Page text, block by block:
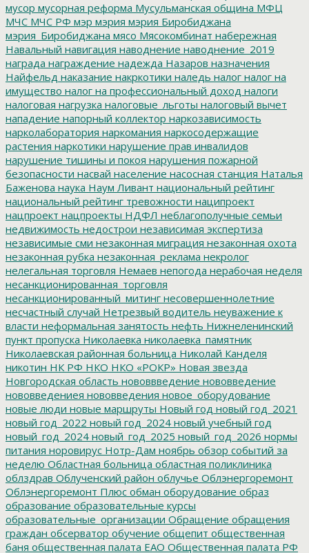
мусор мусорная реформа Мусульманская община МФЦ
МЧС МЧС РФ мэр мэрия мэрия Биробиджана
мэрия_Биробиджана мясо Мясокомбинат набережная
Навальный навигация наводнение наводнение_2019
награда награждение надежда Назаров назначения
Найфельд наказание накркотики наледь налог налог на
имущество налог на профессиональный доход налоги
налоговая нагрузка налоговые_льготы налоговый вычет
нападение напорный коллектор наркозависимость
нарколаборатория наркомания наркосодержащие
растения наркотики нарушение прав инвалидов
нарушение тишины и покоя нарушения пожарной
безопасности насвай население насосная станция Наталья
Баженова наука Наум Ливант национальный рейтинг
национальный рейтинг тревожности наципроект
нацпроект нацпроекты НДФЛ неблагополучные семьи
недвижимость недострои независимая экспертиза
независимые сми незаконная миграция незаконная охота
незаконная рубка незаконная_реклама некролог
нелегальная торговля Немаев непогода нерабочая неделя
несанкционированная_торговля
несанкционированный_митинг несовершеннолетние
несчастный случай Нетрезвый водитель неуважение к
власти неформальная занятость нефть Нижнеленинский
пункт пропуска Николаевка николаевка_памятник
Николаевская районная больница Николай Канделя
никотин НК РФ НКО НКО «РОКР» Новая звезда
Новгородская область нововвведение нововведение
нововведениея нововведения новое_оборудование
новые люди новые маршруты Новый год новый год_2021
новый год_2022 новый год_2024 новый учебный год
новый_год_2024 новый_год_2025 новый_год_2026 нормы
питания норовирус Нотр-Дам ноябрь обзор событий за
неделю Областная больница областная поликлиника
облздрав Облученский район облучье Облэнергоремонт
Облэнергоремонт Плюс обман оборудование образ
образование образовательные курсы
образовательные_организации Обращение обращения
граждан обсерватор обучение общепит общественная
баня общественная палата ЕАО Общественная палата РФ